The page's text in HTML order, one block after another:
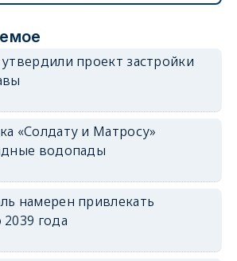
проект застройки
«Солдату и Матросу»
водопады
намерен привлекать
года